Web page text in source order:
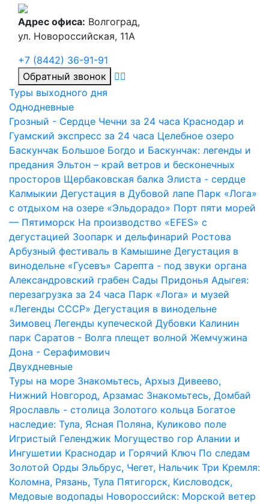
Адрес офиса: Волгоград,
ул. Новороссийская, 11А
+7 (8442) 36-91-91
Обратный звонок
Туры выходного дня
Однодневные
Грозный - Сердце Чечни за 24 часа Краснодар и
Гуамский экспресс за 24 часа Целебное озеро
Баскунчак Большое Богдо и Баскунчак: легенды и
предания Эльтон – край ветров и бесконечных
просторов Щербаковская балка Элиста - сердце
Калмыкии Дегустация в Дубовой лапе Парк «Лога»
с отдыхом на озере «Эльдорадо» Порт пяти морей
— Пятиморск На производство «EFES» с
дегустацией Зоопарк и дельфинарий Ростова
Арбузный фестиваль в Камышине Дегустация в
винодельне «Гусевъ» Сарепта - под звуки органа
Александровский грабен Сады Придонья Адыгея:
перезагрузка за 24 часа Парк «Лога» и музей
«Легенды СССР» Дегустация в винодельне
Зимовец Легенды купеческой Дубовки Калинин
парк Саратов - Волга плещет волной Жемчужина
Дона - Серафимович
Двухдневные
Туры на море Знакомьтесь, Архыз Дивеево,
Нижний Новгород, Арзамас Знакомьтесь, Домбай
Ярославль - столица Золотого кольца Богатое
наследие: Тула, Ясная Поляна, Куликово поле
Игристый Геленджик Могущество гор Алании и
Ингушетии Краснодар и Горячий Ключ По следам
Золотой Орды Эльбрус, Чегет, Нальчик Три Кремля:
Коломна, Рязань, Тула Пятигорск, Кисловодск,
Медовые водопады Новороссийск: Морской ветер